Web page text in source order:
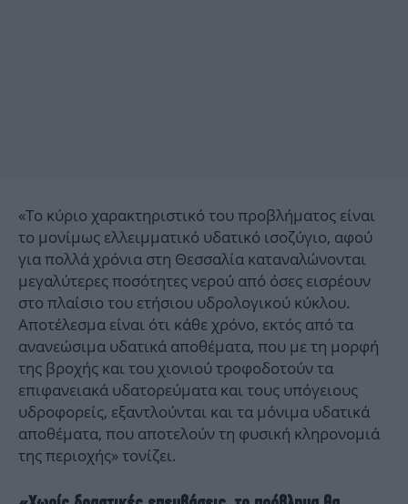
«Το κύριο χαρακτηριστικό του προβλήματος είναι
το μονίμως ελλειμματικό υδατικό ισοζύγιο, αφού
για πολλά χρόνια στη Θεσσαλία καταναλώνονται
μεγαλύτερες ποσότητες νερού από όσες εισρέουν
στο πλαίσιο του ετήσιου υδρολογικού κύκλου.
Αποτέλεσμα είναι ότι κάθε χρόνο, εκτός από τα
ανανεώσιμα υδατικά αποθέματα, που με τη μορφή
της βροχής και του χιονιού τροφοδοτούν τα
επιφανειακά υδατορεύματα και τους υπόγειους
υδροφορείς, εξαντλούνται και τα μόνιμα υδατικά
αποθέματα, που αποτελούν τη φυσική κληρονομιά
της περιοχής» τονίζει.